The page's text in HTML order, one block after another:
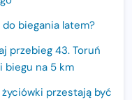
biegania latem?
przebieg 43. Toruń
biegu na 5 km
przestają być